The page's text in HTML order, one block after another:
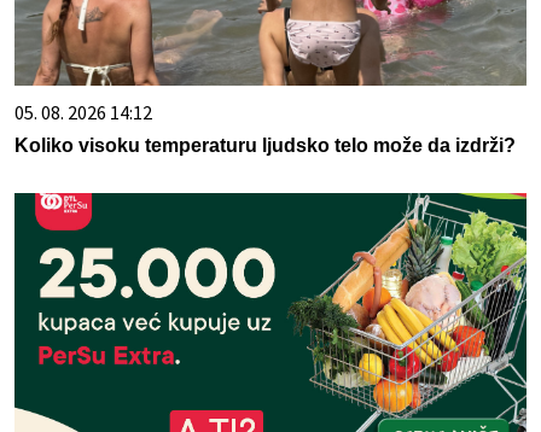
05. 08. 2026 14:12
Koliko visoku temperaturu ljudsko telo može da izdrži?